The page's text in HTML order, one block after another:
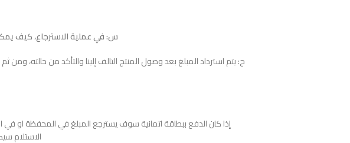
س: في عملية الاسترجاع، كيف
ج: يتم استرداد المبلغ بعد وصول المنتج التالف إلينا والتأكد من حالته، ومن
إذا كان الدفع ببطاقة اتمانية سوف يسترجع المبلغ في المحفظة او في
الاستلام